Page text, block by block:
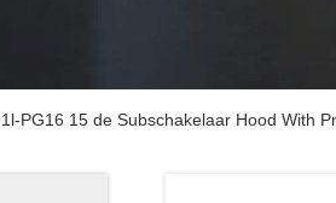
PG16 15 de Subschakelaar Hood With